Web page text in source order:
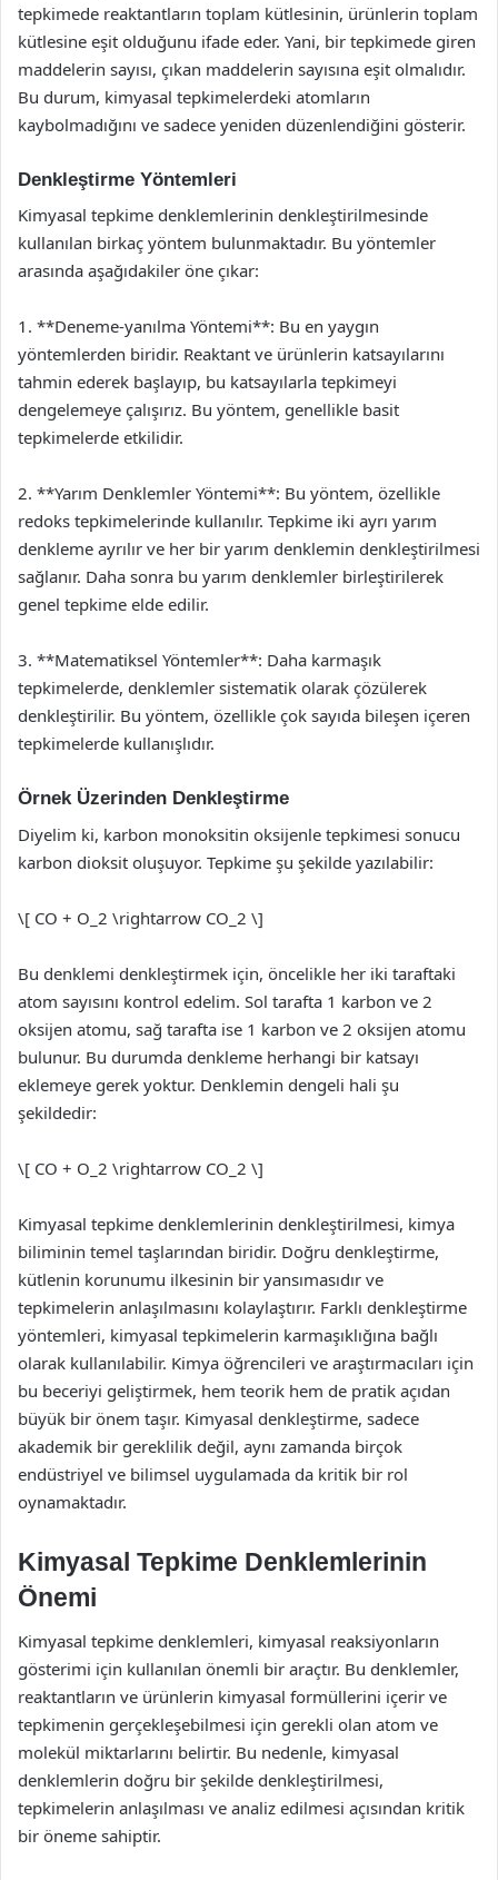
tepkimede reaktantların toplam kütlesinin, ürünlerin toplam
kütlesine eşit olduğunu ifade eder. Yani, bir tepkimede giren
maddelerin sayısı, çıkan maddelerin sayısına eşit olmalıdır.
Bu durum, kimyasal tepkimelerdeki atomların
kaybolmadığını ve sadece yeniden düzenlendiğini gösterir.
Denkleştirme Yöntemleri
Kimyasal tepkime denklemlerinin denkleştirilmesinde
kullanılan birkaç yöntem bulunmaktadır. Bu yöntemler
arasında aşağıdakiler öne çıkar:
1. **Deneme-yanılma Yöntemi**: Bu en yaygın
yöntemlerden biridir. Reaktant ve ürünlerin katsayılarını
tahmin ederek başlayıp, bu katsayılarla tepkimeyi
dengelemeye çalışırız. Bu yöntem, genellikle basit
tepkimelerde etkilidir.
2. **Yarım Denklemler Yöntemi**: Bu yöntem, özellikle
redoks tepkimelerinde kullanılır. Tepkime iki ayrı yarım
denkleme ayrılır ve her bir yarım denklemin denkleştirilmesi
sağlanır. Daha sonra bu yarım denklemler birleştirilerek
genel tepkime elde edilir.
3. **Matematiksel Yöntemler**: Daha karmaşık
tepkimelerde, denklemler sistematik olarak çözülerek
denkleştirilir. Bu yöntem, özellikle çok sayıda bileşen içeren
tepkimelerde kullanışlıdır.
Örnek Üzerinden Denkleştirme
Diyelim ki, karbon monoksitin oksijenle tepkimesi sonucu
karbon dioksit oluşuyor. Tepkime şu şekilde yazılabilir:
\[ CO + O_2 \rightarrow CO_2 \]
Bu denklemi denkleştirmek için, öncelikle her iki taraftaki
atom sayısını kontrol edelim. Sol tarafta 1 karbon ve 2
oksijen atomu, sağ tarafta ise 1 karbon ve 2 oksijen atomu
bulunur. Bu durumda denkleme herhangi bir katsayı
eklemeye gerek yoktur. Denklemin dengeli hali şu
şekildedir:
\[ CO + O_2 \rightarrow CO_2 \]
Kimyasal tepkime denklemlerinin denkleştirilmesi, kimya
biliminin temel taşlarından biridir. Doğru denkleştirme,
kütlenin korunumu ilkesinin bir yansımasıdır ve
tepkimelerin anlaşılmasını kolaylaştırır. Farklı denkleştirme
yöntemleri, kimyasal tepkimelerin karmaşıklığına bağlı
olarak kullanılabilir. Kimya öğrencileri ve araştırmacıları için
bu beceriyi geliştirmek, hem teorik hem de pratik açıdan
büyük bir önem taşır. Kimyasal denkleştirme, sadece
akademik bir gereklilik değil, aynı zamanda birçok
endüstriyel ve bilimsel uygulamada da kritik bir rol
oynamaktadır.
Kimyasal Tepkime Denklemlerinin
Önemi
Kimyasal tepkime denklemleri, kimyasal reaksiyonların
gösterimi için kullanılan önemli bir araçtır. Bu denklemler,
reaktantların ve ürünlerin kimyasal formüllerini içerir ve
tepkimenin gerçekleşebilmesi için gerekli olan atom ve
molekül miktarlarını belirtir. Bu nedenle, kimyasal
denklemlerin doğru bir şekilde denkleştirilmesi,
tepkimelerin anlaşılması ve analiz edilmesi açısından kritik
bir öneme sahiptir.